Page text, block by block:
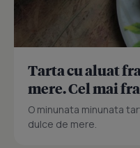
Tarta cu aluat
mere. Cel mai
O minunata minunata
dulce de mere.